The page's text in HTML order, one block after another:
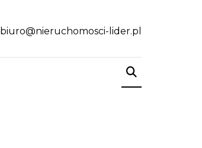
biuro@nieruchomosci-lider.pl